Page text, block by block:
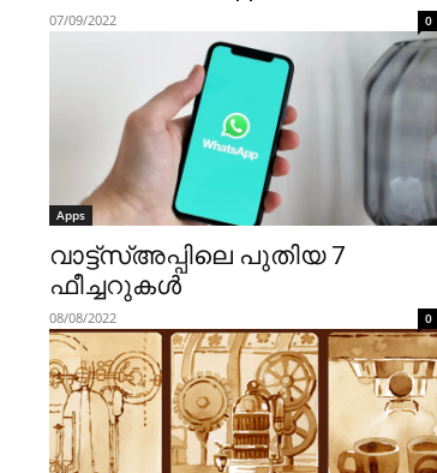
07/09/2022 0
Apps
വാട്ട്‌സ്അപ്പിലെ പുതിയ 7
ഫീച്ചറുകൾ
08/08/2022 0